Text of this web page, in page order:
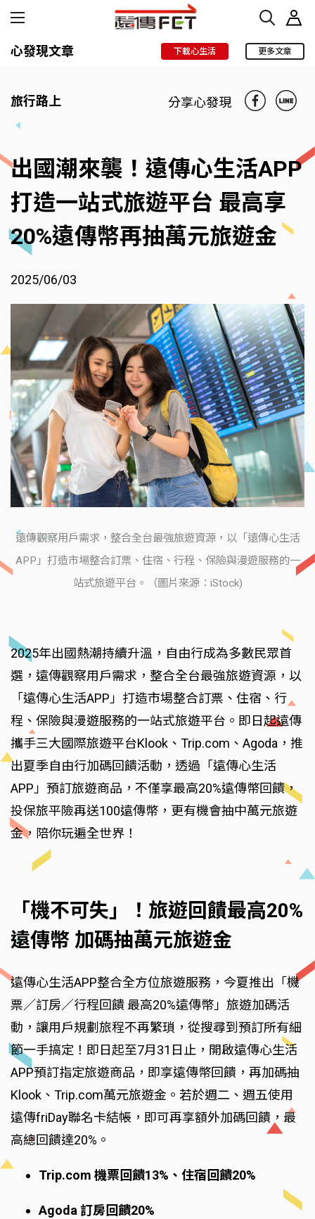
心發現文章 下載心生活 更多文章
旅行路上 分享心發現
出國潮來襲！遠傳心生活APP
打造一站式旅遊平台 最高享
20%遠傳幣再抽萬元旅遊金
2025/06/03
遠傳觀察用戶需求，整合全台最強旅遊資源，以「遠傳心生活
APP」打造市場整合訂票、住宿、行程、保險與漫遊服務的一
站式旅遊平台。（圖片來源：iStock)
2025年出國熱潮持續升溫，自由行成為多數民眾首
選，遠傳觀察用戶需求，整合全台最強旅遊資源，以
「遠傳心生活APP」打造市場整合訂票、住宿、行
程、保險與漫遊服務的一站式旅遊平台。即日起遠傳
攜手三大國際旅遊平台Klook、Trip.com、Agoda，推
出夏季自由行加碼回饋活動，透過「遠傳心生活
APP」預訂旅遊商品，不僅享最高20%遠傳幣回饋，
投保旅平險再送100遠傳幣，更有機會抽中萬元旅遊
金，陪你玩遍全世界！
「機不可失」！旅遊回饋最高20%
遠傳幣 加碼抽萬元旅遊金
遠傳心生活APP整合全方位旅遊服務，今夏推出「機
票／訂房／行程回饋 最高20%遠傳幣」旅遊加碼活
動，讓用戶規劃旅程不再繁瑣，從搜尋到預訂所有細
節一手搞定！即日起至7月31日止，開啟遠傳心生活
APP預訂指定旅遊商品，即享遠傳幣回饋，再加碼抽
Klook、Trip.com萬元旅遊金。若於週二、週五使用
遠傳friDay聯名卡結帳，即可再享額外加碼回饋，最
高總回饋達20%。
Trip.com 機票回饋13%、住宿回饋20%
Agoda 訂房回饋20%